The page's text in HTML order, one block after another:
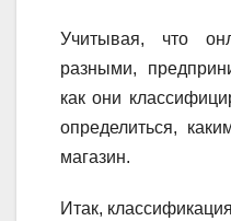
Учитывая, что
разными,
как они
определиться,
магазин.
Итак,